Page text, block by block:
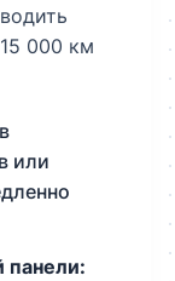
000 км
или
панели: